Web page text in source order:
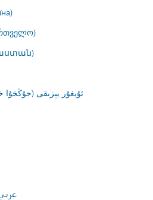
ئۇيغۇر يېزىقى (جۇڭخۇا